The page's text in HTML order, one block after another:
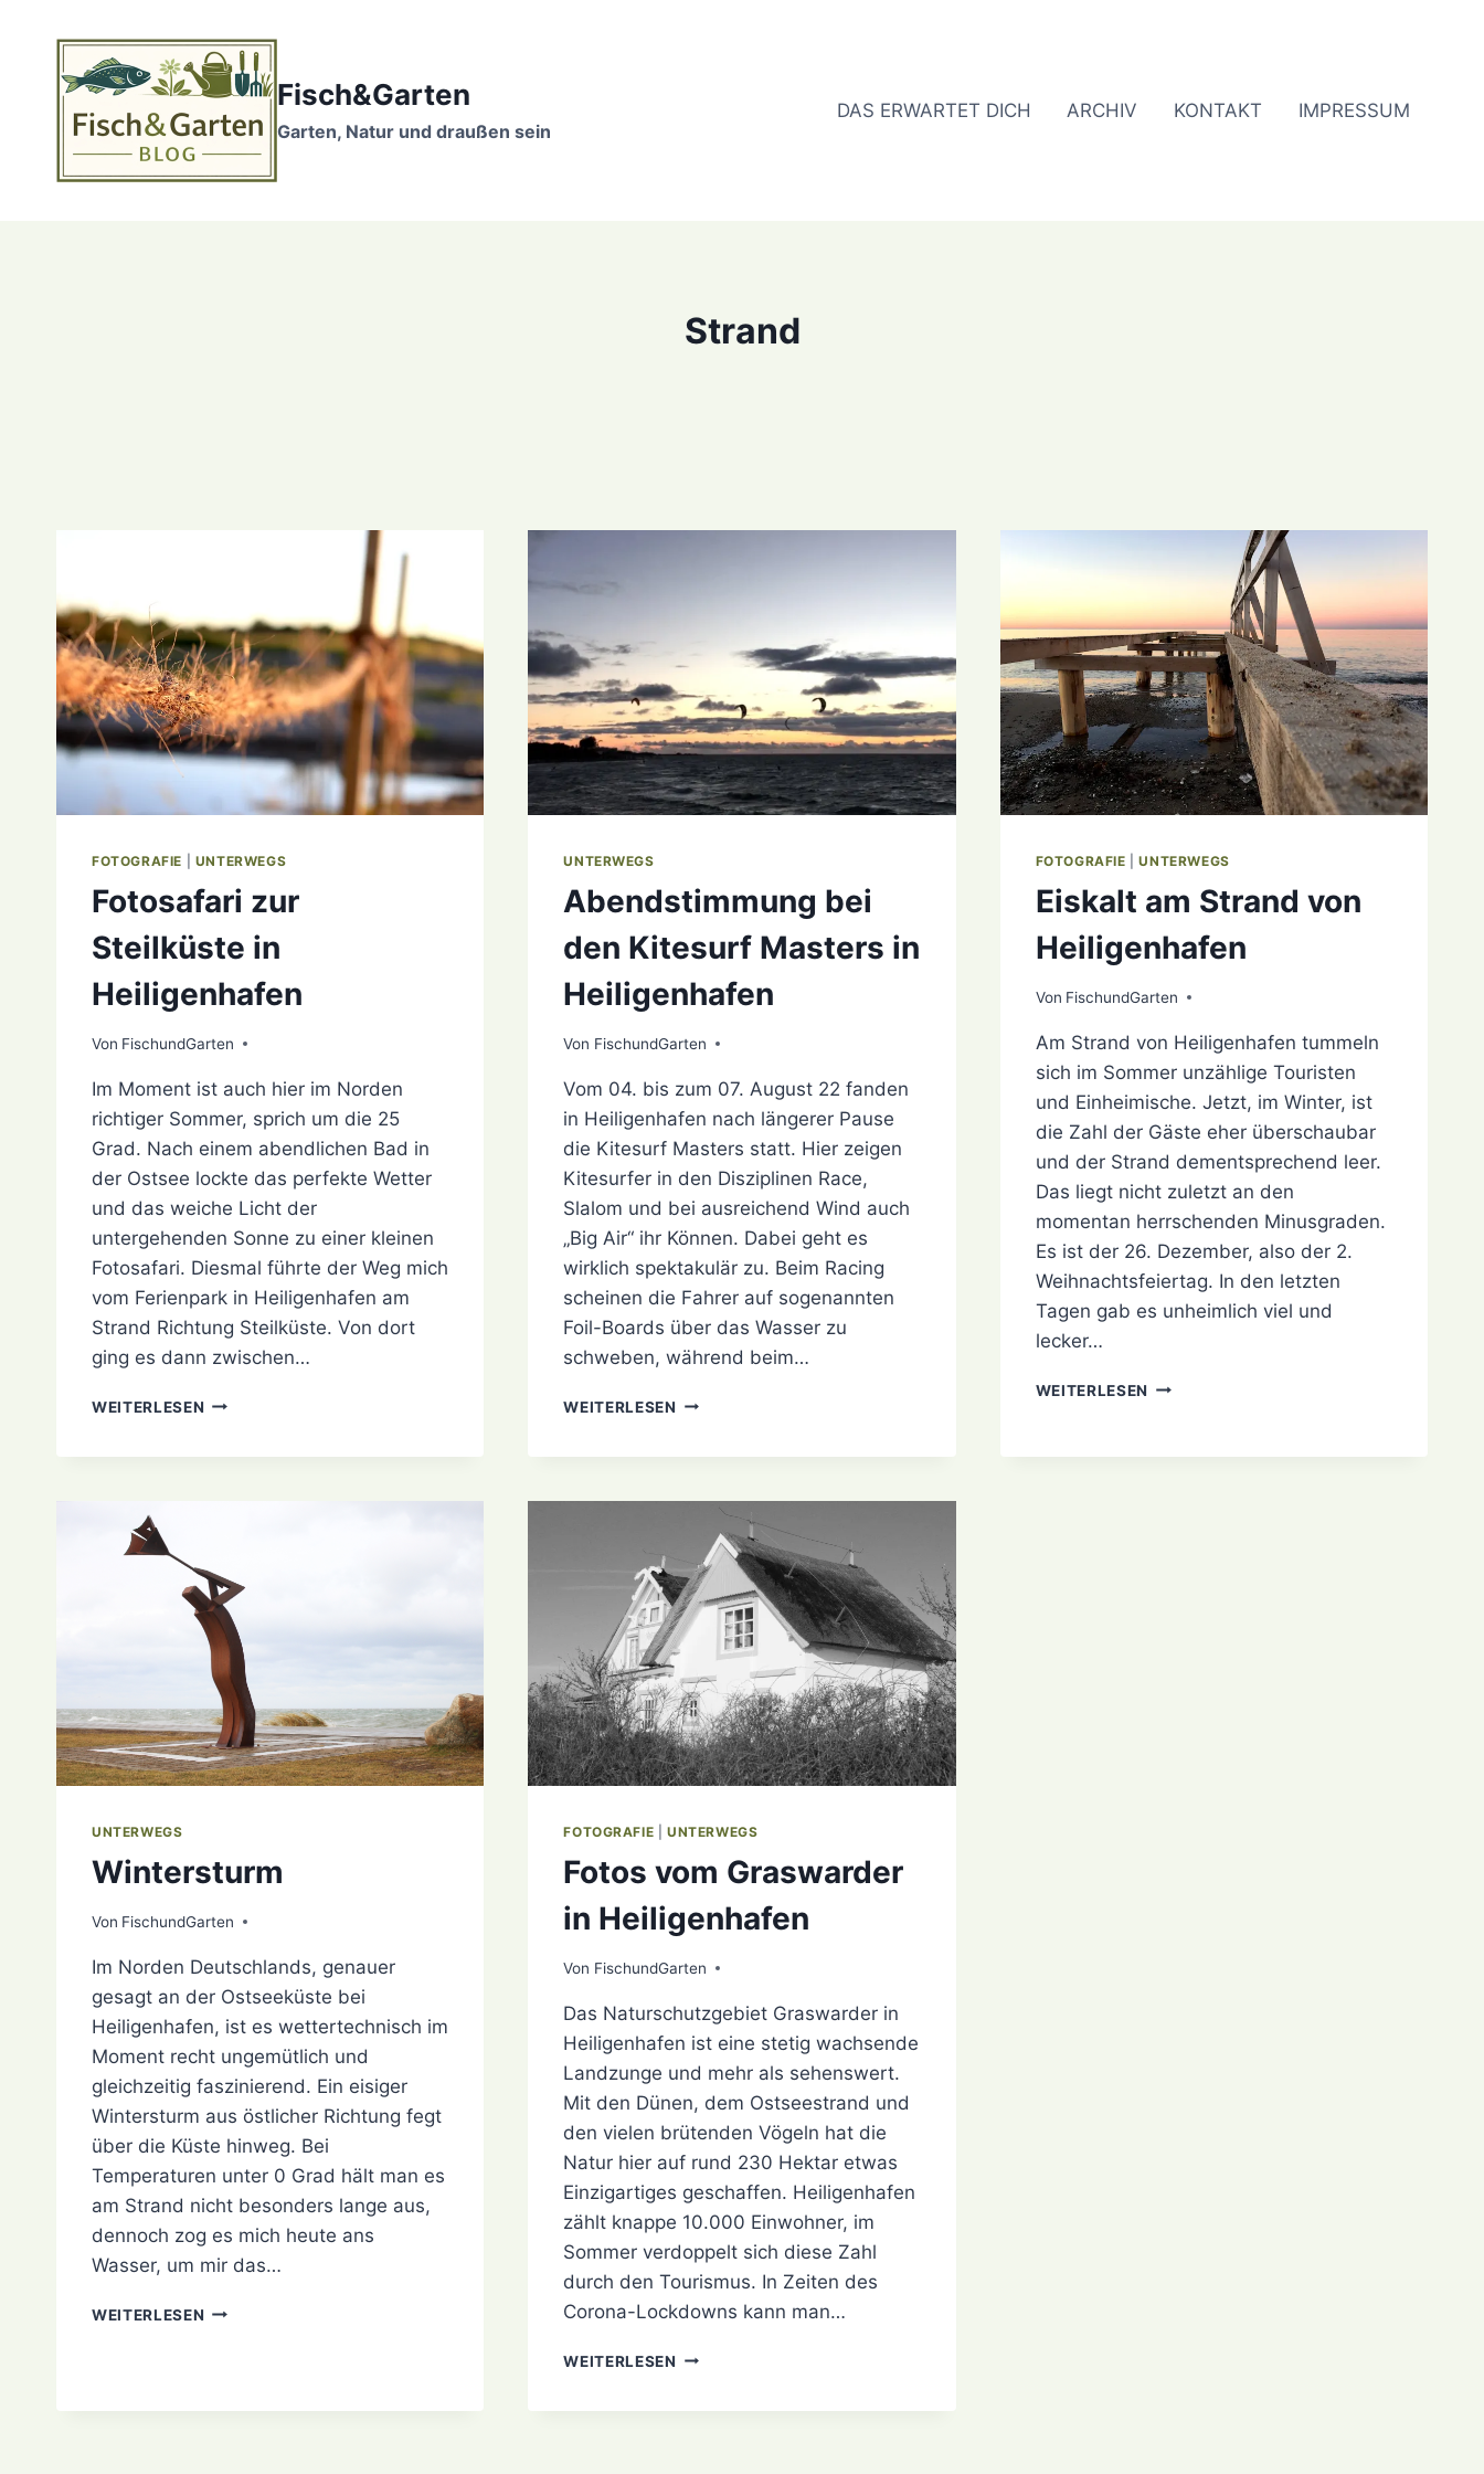
springen
Fisch&Garten
Garten, Natur und draußen sein
DAS ERWARTET DICH ARCHIV KONTAKT IMPRESSUM
Strand
FOTOGRAFIE UNTERWEGS
Fotosafari zur
Steilküste in
Heiligenhafen
Von FischundGarten
12. August 2022
Im Moment ist auch hier im Norden
richtiger Sommer, sprich um die 25
Grad. Nach einem abendlichen Bad in
der Ostsee lockte das perfekte Wetter
und das weiche Licht der
untergehenden Sonne zu einer kleinen
Fotosafari. Diesmal führte der Weg mich
vom Ferienpark in Heiligenhafen am
Strand Richtung Steilküste. Von dort
ging es dann zwischen…
WEITERLESEN FOTOSAFARI
UNTERWEGS
Abendstimmung bei
den Kitesurf Masters in
Heiligenhafen
Von FischundGarten
8. August 2022
Vom 04. bis zum 07. August 22 fanden
in Heiligenhafen nach längerer Pause
die Kitesurf Masters statt. Hier zeigen
Kitesurfer in den Disziplinen Race,
Slalom und bei ausreichend Wind auch
„Big Air“ ihr Können. Dabei geht es
wirklich spektakulär zu. Beim Racing
scheinen die Fahrer auf sogenannten
Foil-Boards über das Wasser zu
schweben, während beim…
WEITERLESEN ABENDSTIMMUNG
HEILIGENHAFEN
FOTOGRAFIE |UNTERWEGS
Eiskalt am Strand von
Heiligenhafen
Von FischundGarten
28. Dezember 2021
Am Strand von Heiligenhafen tummeln
sich im Sommer unzählige Touristen
und Einheimische. Jetzt, im Winter, ist
die Zahl der Gäste eher überschaubar
und der Strand dementsprechend leer.
Das liegt nicht zuletzt an den
momentan herrschenden Minusgraden.
Es ist der 26. Dezember, also der 2.
Weihnachtsfeiertag. In den letzten
Tagen gab es unheimlich viel und
lecker…
WEITERLESEN EISKALT
VON
UNTERWEGS
Wintersturm
Von FischundGarten
8. Februar 2021
Im Norden Deutschlands, genauer
gesagt an der Ostseeküste bei
Heiligenhafen, ist es wettertechnisch im
Moment recht ungemütlich und
gleichzeitig faszinierend. Ein eisiger
Wintersturm aus östlicher Richtung fegt
über die Küste hinweg. Bei
Temperaturen unter 0 Grad hält man es
am Strand nicht besonders lange aus,
dennoch zog es mich heute ans
Wasser, um mir das…
WEITERLESEN WINTERSTURM
FOTOGRAFIE |UNTERWEGS
Fotos vom Graswarder
in Heiligenhafen
Von FischundGarten
22. Dezember 2020
Das Naturschutzgebiet Graswarder in
Heiligenhafen ist eine stetig wachsende
Landzunge und mehr als sehenswert.
Mit den Dünen, dem Ostseestrand und
den vielen brütenden Vögeln hat die
Natur hier auf rund 230 Hektar etwas
Einzigartiges geschaffen. Heiligenhafen
zählt knappe 10.000 Einwohner, im
Sommer verdoppelt sich diese Zahl
durch den Tourismus. In Zeiten des
Corona-Lockdowns kann man…
WEITERLESEN FOTOS